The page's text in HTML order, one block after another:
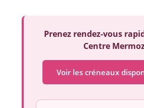
Prenez rendez-vous
Centre
Voir les créneaux